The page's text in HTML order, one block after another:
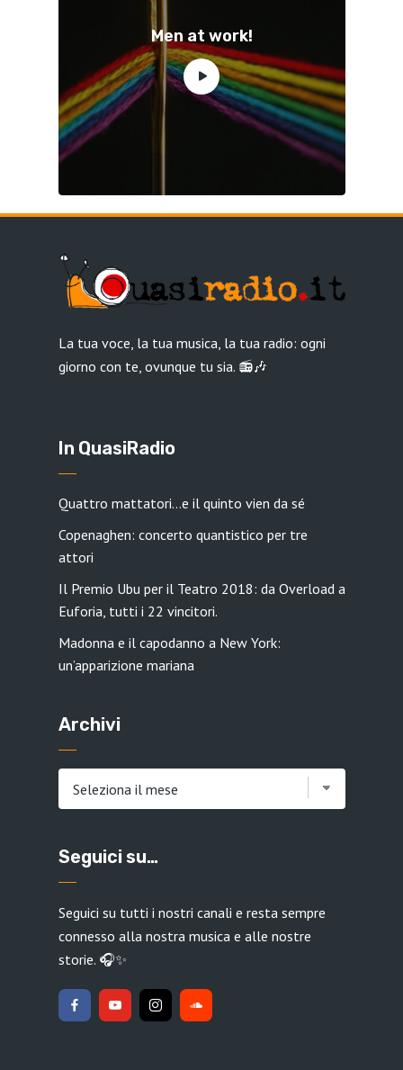
Men at work!
La tua voce, la tua musica, la tua radio: ogni
giorno con te, ovunque tu sia. 📻🎶
In QuasiRadio
Quattro mattatori…e il quinto vien da sé
Copenaghen: concerto quantistico per tre
attori
Il Premio Ubu per il Teatro 2018: da Overload a
Euforia, tutti i 22 vincitori.
Madonna e il capodanno a New York:
un’apparizione mariana
Archivi
Seguici su…
Seguici su tutti i nostri canali e resta sempre
connesso alla nostra musica e alle nostre
storie. 🎧✨